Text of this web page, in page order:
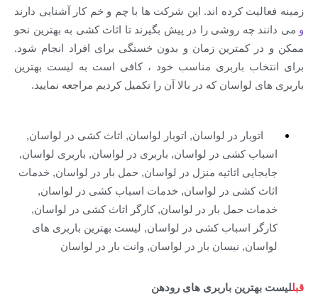
کرده اند. این شرکت ها با چم و خم کار آشنایی دارند
چه روشی را در پیش بگیرند تا اثاث کشی به بهترین نحو
کمترین زمان و بدون خستگی برای افراد انجام شود.
باربری مناسب خود ، کافی است به لیست بهترین
لواسان که در بالا آن را تکمیل کردیم مراجعه نمایید.
در لواسان,اتوبار لواسان ,اثاث کشی در لواسان,
کشی در لواسان, باربری در لواسان ,باربری لواسان,
اثاثیه منزل در لواسان , حمل بار در لواسان,خدمات
کشی در لواسان, خدمات اسباب کشی در لواسان,
حمل بار در لواسان,کارگر اثاث کشی در لواسان,
اسباب کشی در لواسان, لیست بهترین باربری های
نیسان بار در لواسان,وانت بار در لواسان
باربری های رودهن